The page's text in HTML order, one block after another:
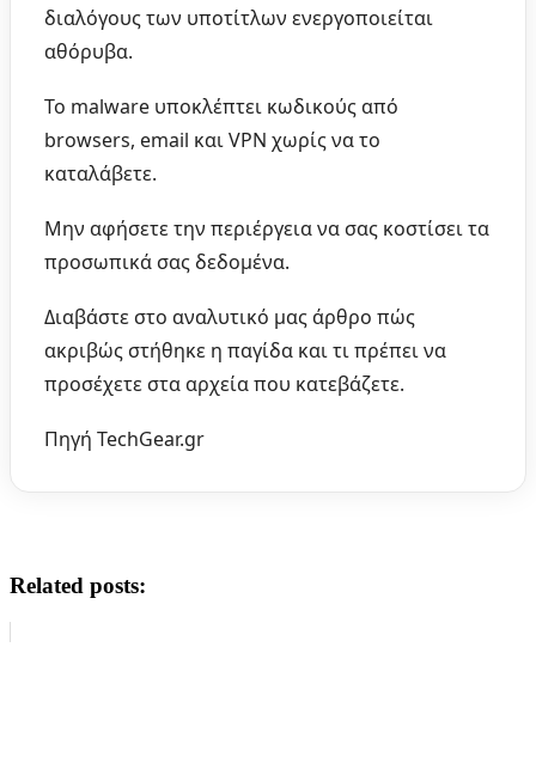
διαλόγους των υποτίτλων ενεργοποιείται
αθόρυβα.
Το malware υποκλέπτει κωδικούς από
browsers, email και VPN χωρίς να το
καταλάβετε.
Μην αφήσετε την περιέργεια να σας κοστίσει τα
προσωπικά σας δεδομένα.
Διαβάστε στο αναλυτικό μας άρθρο πώς
ακριβώς στήθηκε η παγίδα και τι πρέπει να
προσέχετε στα αρχεία που κατεβάζετε.
Πηγή TechGear.gr
Related posts: